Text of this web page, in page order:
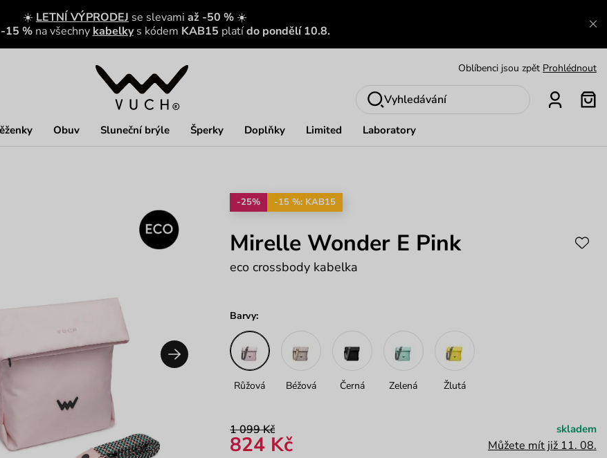
☀️ LETNÍ VÝPRODEJ se slevami až -50 % ☀️
15 % na všechny kabelky s kódem KAB15 platído pondělí 10.8.
Obuv Sluneční brýle Šperky Doplňky Limited Laboratory
Oblíbenci jsou zpět Prohlédnout
Nech se inspirovat Ukázat
Vyhledávání
-25% -15 %: KAB15
Mirelle Wonder E Pink
eco crossbody kabelka
Barvy:
Růžová Béžová Černá Zelená Žlutá
1 099 Kč
824 Kč
skladem
Můžete mít již 11. 08.